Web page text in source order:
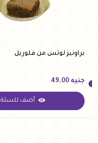
براونيز لوتس من فلوريل
جنيه
جنيه 49.00
أضف للسلة